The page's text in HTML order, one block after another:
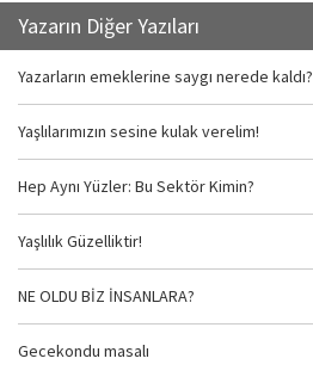
Yazarın Diğer Yazıları
Yazarların emeklerine saygı nerede kaldı?
Yaşlılarımızın sesine kulak verelim!
Hep Aynı Yüzler: Bu Sektör Kimin?
Yaşlılık Güzelliktir!
NE OLDU BİZ İNSANLARA?
Gecekondu masalı